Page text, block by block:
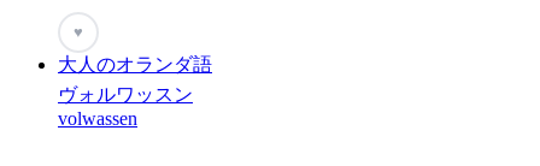
♥
大人のオランダ語
ヴォルワッスン
volwassen